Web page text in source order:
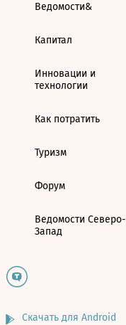
Ведомости&
Капитал
Инновации и
технологии
Как потратить
Туризм
Форум
Ведомости Северо-
Запад
Скачать для Android